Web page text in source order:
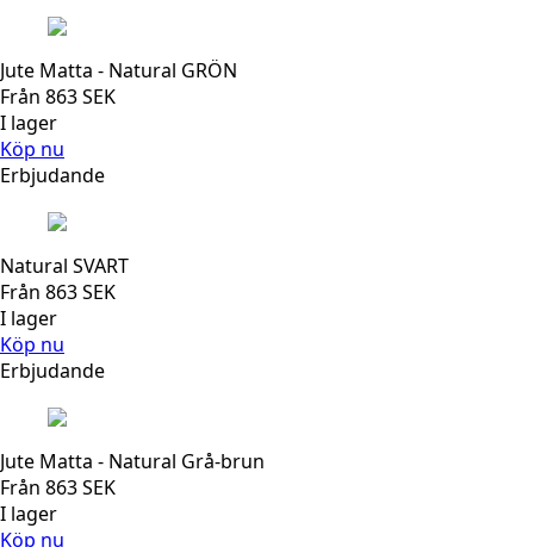
Jute Matta - Natural GRÖN
Från 863SEK
I lager
Köp nu
Erbjudande
Natural SVART
Från 863SEK
I lager
Köp nu
Erbjudande
Jute Matta - Natural Grå-brun
Från 863SEK
I lager
Köp nu